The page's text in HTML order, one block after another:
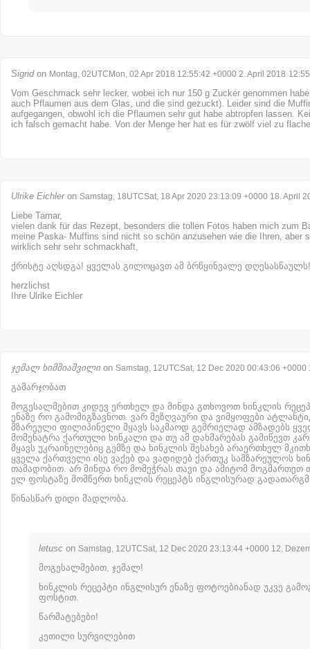
Sigridon Montag, 02UTCMon, 02 Apr 2018 12:55:42 +0000 2. April 2018 12:55
Vom Geschmack sehr lecker, wobei ich nur 150 g Zucker genommen
auch Pflaumen aus dem Glas, und die sind gezuckt). Leider sind die
aufgegangen, obwohl ich die Pflaumen sehr gut habe abtropfen lassen.
ich falsch gemacht habe. Von der Menge her hat es für zwölf viel zu
Ulrike Eichleron Samstag, 18UTCSat, 18 Apr 2020 23:13:09 +0000 18. April
Liebe Tamar,
vielen dank für das Rezept, besonders die tollen Fotos haben mich zum
meine Paska- Muffins sind nicht so schön anzusehen wie die Ihren, aber
wirklich sehr sehr schmackhaft,
ქრისტე აღსდგა! ყველას გილოცავთ ამ ბრწყინვალე დღესასწაულს!
herzlichst
Ihre Ulrike Eichler
ჯემალ ხიმშიაშვილი on Samstag, 12UTCSat, 12 Dec 2020 00:43:06
გამარჯობათ
მოგესალმებით კიდევ ერთხელ და მინდა გთხოვოთ ხინკლის
ენაზე რო გამომიგზავნოთ. ვარ მეზღვაური და ვიმყოფები
მზარეული ფილიპინელი მყავს საკმაოდ გემრიელად ამზადებს
მომენატრა ქართული ხინკალი და თუ ამ დახმარებას გამიწევთ
მყავს უკრაინელებიც გემზე და ხინკლის შესახებ არაერთხელ
ყველა ქართველი ისე ვაქებ და ვადიდებ ქართუკ სამზარეულოს
თამადობით. არ მინდა რო მომეჭრას თავი და ამიტომ მოგმართეთ
ელ ფოსტაზე მომწერთ ხინკლის რეცეპტს ინგლისურად
წინასწარ დიდი მადლობა.
letusc on Samstag, 12UTCSat, 12 Dec 2020 23:13:44 +0000 12.
მოგესალმებით, ჯემალ!
ხინკლის რეცეპტი ინგლისურ ენაზე ფოტოებიანად უკვე
ფოსტით.
წარმატებები!
კეთილი სურვილებით